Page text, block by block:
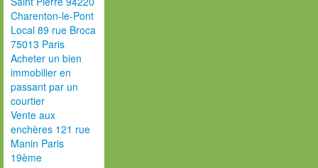
Charenton-le-Pont
Local 89 rue Broca
75013 Paris
Acheter un bien
immobilier en
passant par un
courtier
Vente aux
enchères 121 rue
Manin Paris
19ème